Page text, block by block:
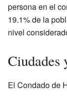
persona en el
19.1% de la
nivel
Ciudades
El Condado de